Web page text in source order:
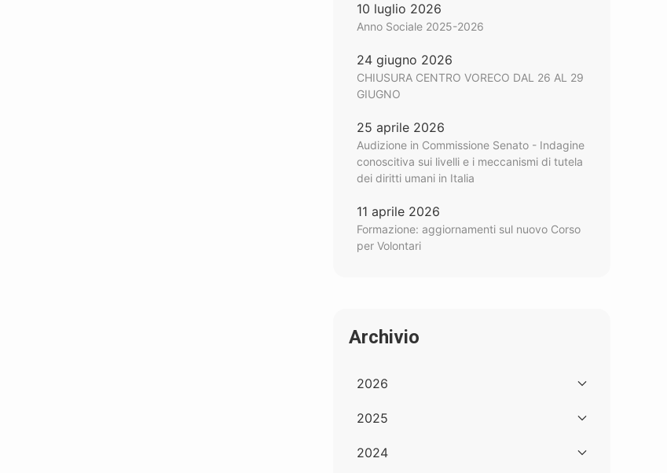
10 luglio 2026
Anno Sociale 2025-2026
24 giugno 2026
CHIUSURA CENTRO VORECO DAL 26 AL 29
GIUGNO
25 aprile 2026
Audizione in Commissione Senato - Indagine
conoscitiva sui livelli e i meccanismi di tutela
dei diritti umani in Italia
11 aprile 2026
Formazione: aggiornamenti sul nuovo Corso
per Volontari
Archivio
2026
2025
2024